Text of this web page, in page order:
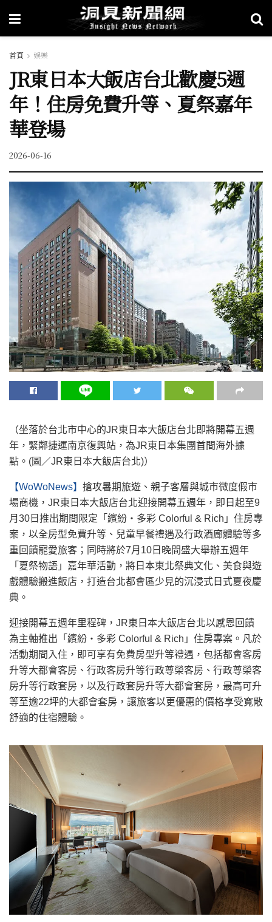
首頁 娛樂
JR東日本大飯店台北歡慶5週
年！住房免費升等、夏祭嘉年
華登場
2026-06-16
（坐落於台北市中心的JR東日本大飯店台北即將開幕五週
年，緊鄰捷運南京復興站，為JR東日本集團首間海外據
點。(圖／JR東日本大飯店台北)）
【WoWoNews】 搶攻暑期旅遊、親子客層與城市微度假市
場商機，JR東日本大飯店台北迎接開幕五週年，即日起至9
月30日推出期間限定「繽紛・多彩 Colorful & Rich」住房專
案，以全房型免費升等、兒童早餐禮遇及行政酒廊體驗等多
重回饋寵愛旅客；同時將於7月10日晚間盛大舉辦五週年
「夏祭物語」嘉年華活動，將日本東北祭典文化、美食與遊
戲體驗搬進飯店，打造台北都會區少見的沉浸式日式夏夜慶
典。
迎接開幕五週年里程碑，JR東日本大飯店台北以感恩回饋
為主軸推出「繽紛・多彩 Colorful & Rich」住房專案。凡於
活動期間入住，即可享有免費房型升等禮遇，包括都會客房
升等大都會客房、行政客房升等行政尊榮客房、行政尊榮客
房升等行政套房，以及行政套房升等大都會套房，最高可升
等至逾22坪的大都會套房，讓旅客以更優惠的價格享受寬敞
舒適的住宿體驗。